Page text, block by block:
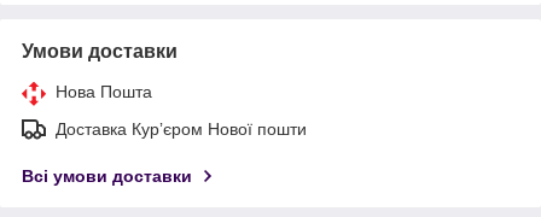
Умови доставки
Нова Пошта
Доставка Курʼєром Нової пошти
Всі умови доставки